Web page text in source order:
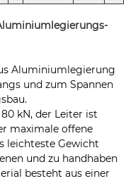
Aluminiumlegierung
und zum Spannen
kN, der Leiter ist
maximale offene
leichteste Gewicht
und zu handhaben
besteht aus einer